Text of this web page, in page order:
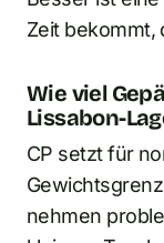
Zeit bekommt,
Wie viel
Lissabon-
CP setzt für
nehmen